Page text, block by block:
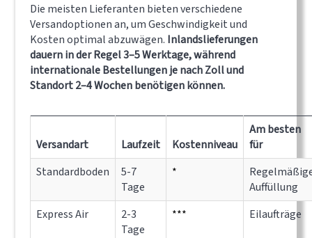
Die meisten Lieferanten bieten verschiedene
Versandoptionen an, um Geschwindigkeit und
Kosten optimal abzuwägen. Inlandslieferungen
dauern in der Regel 3–5 Werktage, während
internationale Bestellungen je nach Zoll und
Standort 2–4 Wochen benötigen können.
Versandart Laufzeit Kostenniveau
Am besten
für
Standardboden
5-7
Tage
*
Auffüllung
Express Air
2-3
Tage
*** Eilaufträge